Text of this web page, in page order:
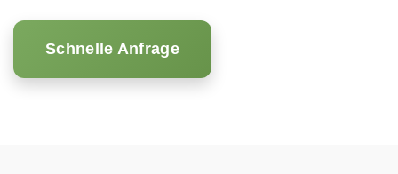
Schnelle Anfrage